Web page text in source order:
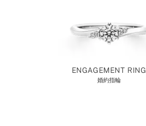
ENGAGEMENT RING
婚約指輪